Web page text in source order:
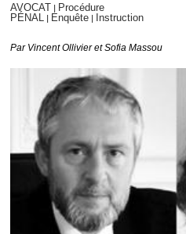
AVOCAT
Procédure
PÉNAL
Enquête Instruction
Par Vincent Ollivier et Sofia Massou